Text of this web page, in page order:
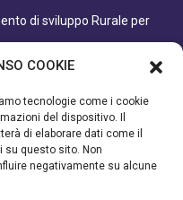
COOKIE
tecnologie come i cookie
del dispositivo. Il
di elaborare dati come il
su questo sito. Non
negativamente su alcune
di sviluppo Rurale per
GAL Patavino
del Veneto –
di Sviluppo Rurale per il
GAL Patavino.